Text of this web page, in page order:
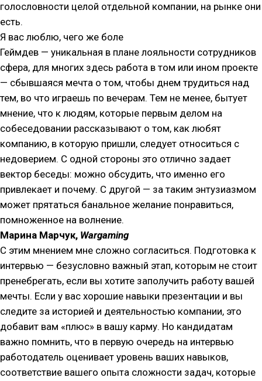
голословности целой отдельной компании, на рынке они
есть.
Я вас люблю, чего же боле
Геймдев — уникальная в плане лояльности сотрудников
сфера, для многих здесь работа в том или ином проекте
— сбывшаяся мечта о том, чтобы днем трудиться над
тем, во что играешь по вечерам. Тем не менее, бытует
мнение, что к людям, которые первым делом на
собеседовании рассказывают о том, как любят
компанию, в которую пришли, следует относиться с
недоверием. С одной стороны это отлично задает
вектор беседы: можно обсудить, что именно его
привлекает и почему. С другой — за таким энтузиазмом
может прятаться банальное желание понравиться,
помноженное на волнение.
Марина Марчук, Wargaming
С этим мнением мне сложно согласиться. Подготовка к
интервью — безусловно важный этап, которым не стоит
пренебрегать, если вы хотите заполучить работу вашей
мечты. Если у вас хорошие навыки презентации и вы
следите за историей и деятельностью компании, это
добавит вам «плюс» в вашу карму. Но кандидатам
важно помнить, что в первую очередь на интервью
работодатель оценивает уровень ваших навыков,
соответствие вашего опыта сложности задач, которые